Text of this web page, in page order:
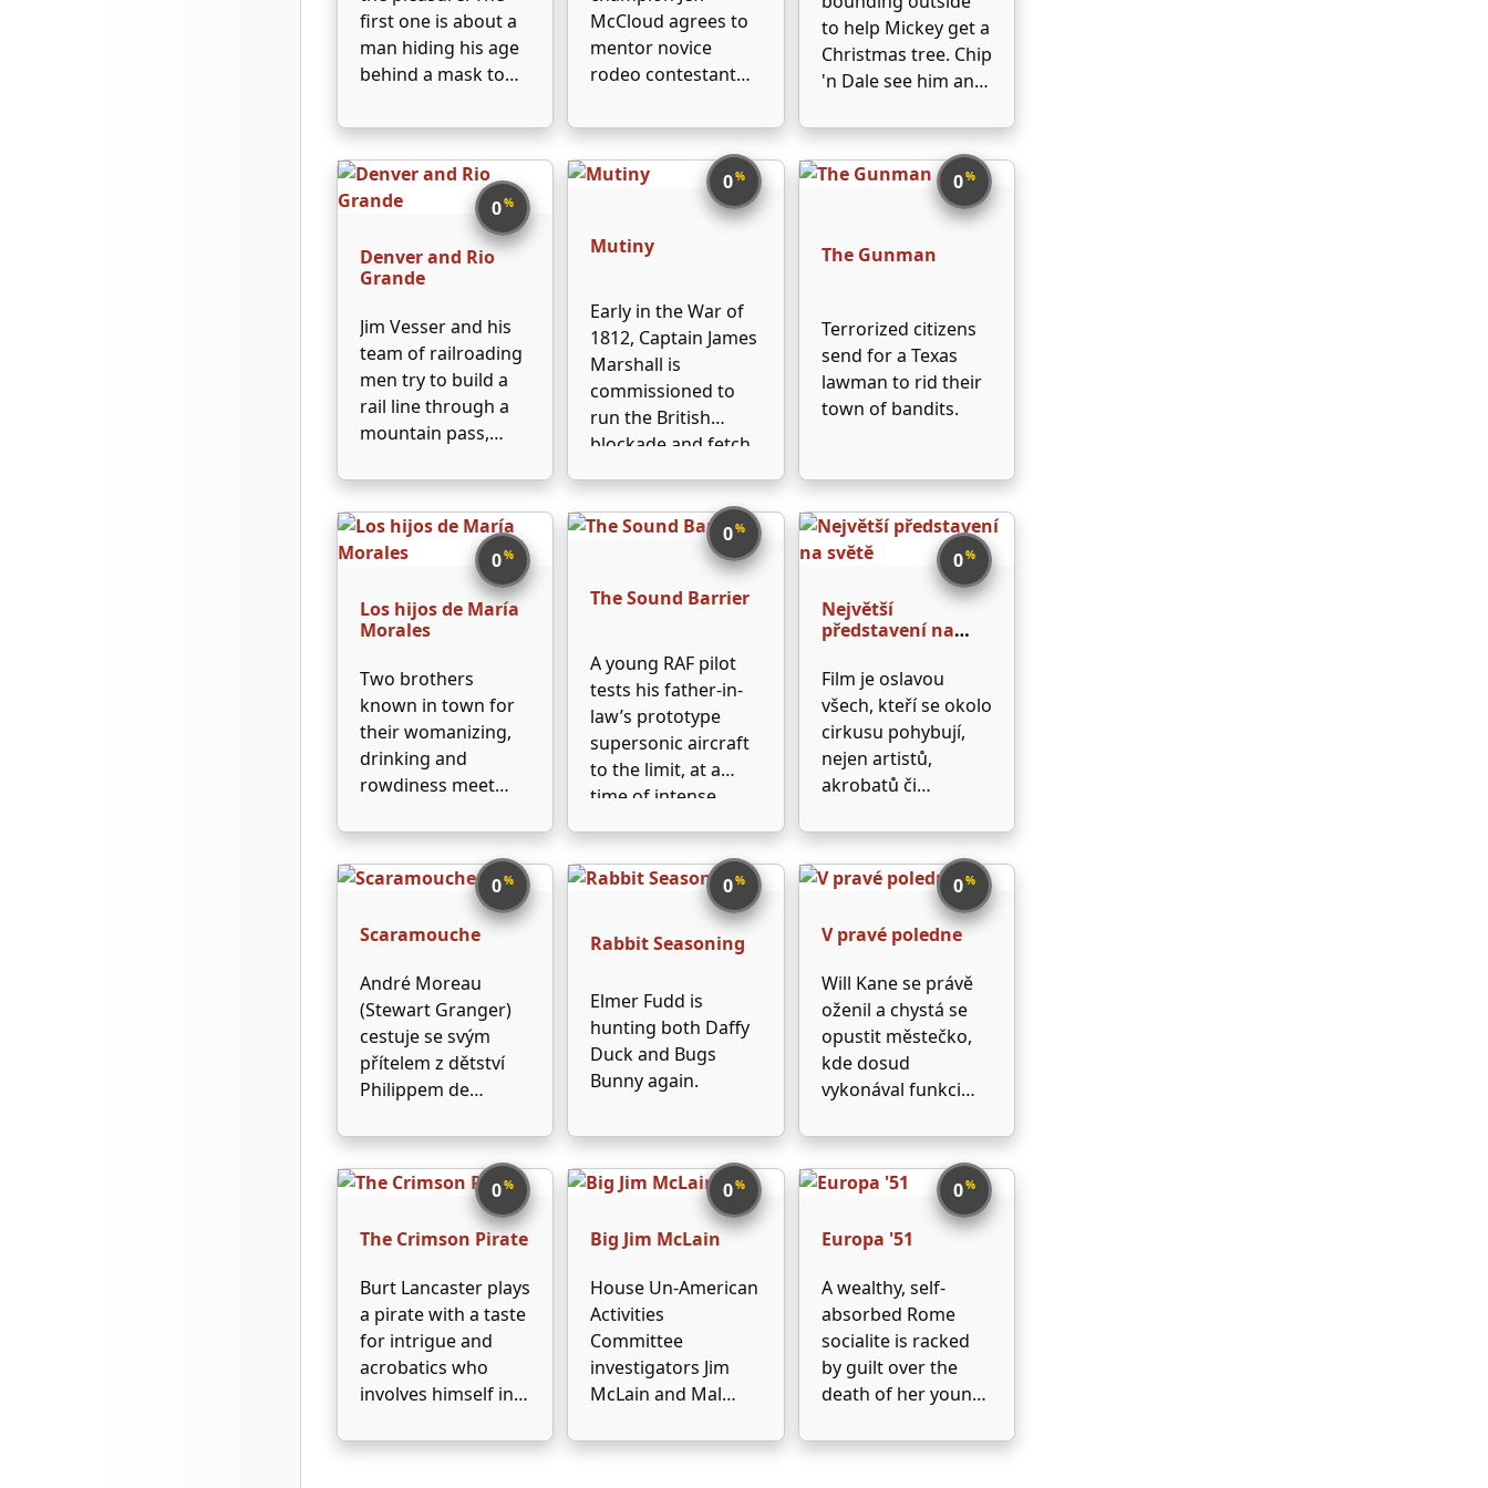
požitky, které dosud
…
first one is about a
man hiding his age
behind a mask to
and fancying
women - pleasure
and youth. Then
comes the long tale
of Mme Tellier
taking her …
McCloud agrees to
mentor novice
rodeo contestant
the wishes of
Merritt's wife who
fears the dangers
of this rough sport.
to help Mickey get a
Christmas tree. Chip
'n Dale see him and
but the tree they
take refuge in is the
one Mickey chops
down. They like the
especially the …
0%
Denver and Rio
Grande
Jim Vesser and his
team of railroading
men try to build a
rail line through a
mountain pass,
less scrupulous
construction
workers sabotages
the entire operation
in the hopes that
they can get their
0%
Mutiny
Early in the War of
1812, Captain James
Marshall is
commissioned to
run the British
blockade and fetch
loan from France.
As first mate,
Marshall recruits
Ben Waldridge, a
cashiered former
Waldridge brings
his …
0%
The Gunman
Terrorized citizens
send for a Texas
lawman to rid their
town of bandits.
0%
Los hijos de María
Morales
Two brothers
known in town for
their womanizing,
drinking and
rowdiness meet
two girls who like
them decide to
tame the two
0%
The Sound Barrier
A young RAF pilot
tests his father-in-
law’s prototype
supersonic aircraft
to the limit, at a
time of intense
field of aviation, just
as commercial jet
airliners are about
to enter service.
0%
Největší
představení na
Film je oslavou
všech, kteří se okolo
cirkusu pohybují,
nejen artistů,
akrobatů či
zázemí, tvořeného
stovkami lidí. V
popředí barvitého
děje stojí několik
postav – energický,
prací posedlý
manažer Braden
(Charlton Heston),
snažící se zajistit co
nejdelší …
0%
Scaramouche
André Moreau
(Stewart Granger)
cestuje se svým
přítelem z dětství
Philippem de
Anderson) na sídlo
Gavrilaců. Philippe
je velký snílek,
obdivuje Voltaira a
staví své
přesvědčení na odiv.
Rozšiřuje také
letáky proti vládě a
monarchii, kterou
představuje
nenáviděný …
0%
Rabbit Seasoning
Elmer Fudd is
hunting both Daffy
Duck and Bugs
Bunny again.
0%
V pravé poledne
Will Kane se právě
oženil a chystá se
opustit městečko,
kde dosud
vykonával funkci
němu donese
zneklidňující zpráva
- na zastávce čekají
tři nechvalně známí
muži. Poledním
vlakem má totiž do
města přijet vrah,
kterého Will …
0%
The Crimson Pirate
Burt Lancaster plays
a pirate with a taste
for intrigue and
acrobatics who
involves himself in
revolution in the
0%
Big Jim McLain
House Un-American
Activities
Committee
investigators Jim
McLain and Mal
war Hawaii to track
0%
Europa '51
A wealthy, self-
absorbed Rome
socialite is racked
by guilt over the
death of her young
dealing with her